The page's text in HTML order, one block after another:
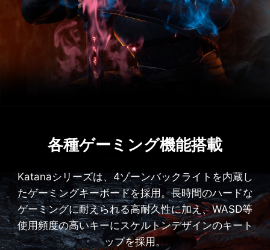
各種ゲーミング機能搭載
Katanaシリーズは、4ゾーンバックライトを内蔵し
たゲーミングキーボードを採用。長時間のハードな
ゲーミングに耐えられる高耐久性に加え、WASD等
使用頻度の高いキーにスケルトンデザインのキート
ップを採用。